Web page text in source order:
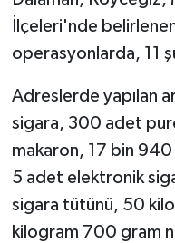
İlçeleri'nde
operasyonlarda, 11
Adreslerde yapılan
sigara, 300 adet
makaron, 17 bin
5 adet elektronik
sigara tütünü, 50
kilogram 700 gram